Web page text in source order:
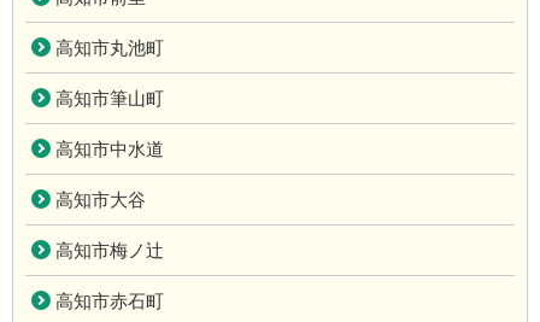
高知市丸池町
高知市筆山町
高知市中水道
高知市大谷
高知市梅ノ辻
高知市赤石町